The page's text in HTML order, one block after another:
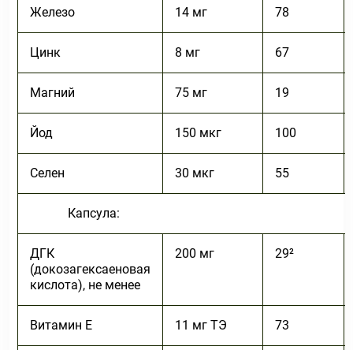
Железо 14 мг 78
Цинк 8 мг 67
Магний 75 мг 19
Йод 150 мкг 100
Селен 30 мкг 55
Капсула:
ДГК
(докозагексаеновая
кислота), не менее
200 мг 29²
Витамин Е 11 мг ТЭ 73